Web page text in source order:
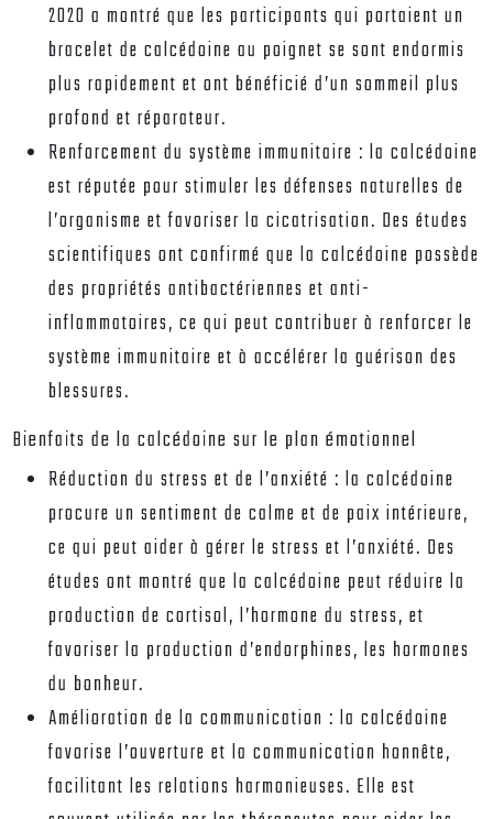
2020 a montré que les participants qui portaient un
bracelet de calcédoine au poignet se sont endormis
plus rapidement et ont bénéficié d’un sommeil plus
profond et réparateur.
Renforcement du système immunitaire : la calcédoine
est réputée pour stimuler les défenses naturelles de
l’organisme et favoriser la cicatrisation. Des études
scientifiques ont confirmé que la calcédoine possède
des propriétés antibactériennes et anti-
inflammatoires, ce qui peut contribuer à renforcer le
système immunitaire et à accélérer la guérison des
blessures.
Bienfaits de la calcédoine sur le plan émotionnel
Réduction du stress et de l’anxiété : la calcédoine
procure un sentiment de calme et de paix intérieure,
ce qui peut aider à gérer le stress et l’anxiété. Des
études ont montré que la calcédoine peut réduire la
production de cortisol, l’hormone du stress, et
favoriser la production d’endorphines, les hormones
du bonheur.
Amélioration de la communication : la calcédoine
favorise l’ouverture et la communication honnête,
facilitant les relations harmonieuses. Elle est